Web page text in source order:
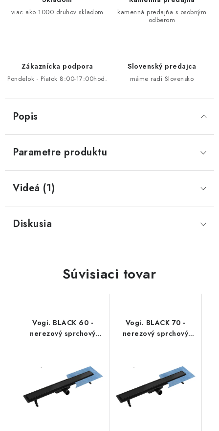
viac ako 1000 druhov skladom
kamenná predajňa s osobným
odberom
Zákaznícka podpora
Pondelok - Piatok 8:00-17:00hod.
Slovenský predajca
máme radi Slovensko
Popis
Parametre produktu
Videá (1)
Diskusia
Súvisiaci tovar
Vogi. BLACK 60 -
nerezový sprchový
Vogi. BLACK 70 -
nerezový sprchový